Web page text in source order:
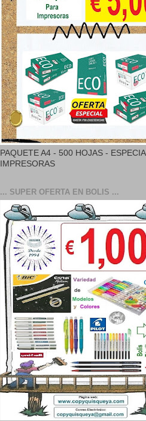
PAQUETE A4 - 500 HOJAS -
IMPRESORAS
... SUPER OFERTA EN BOLIS ...